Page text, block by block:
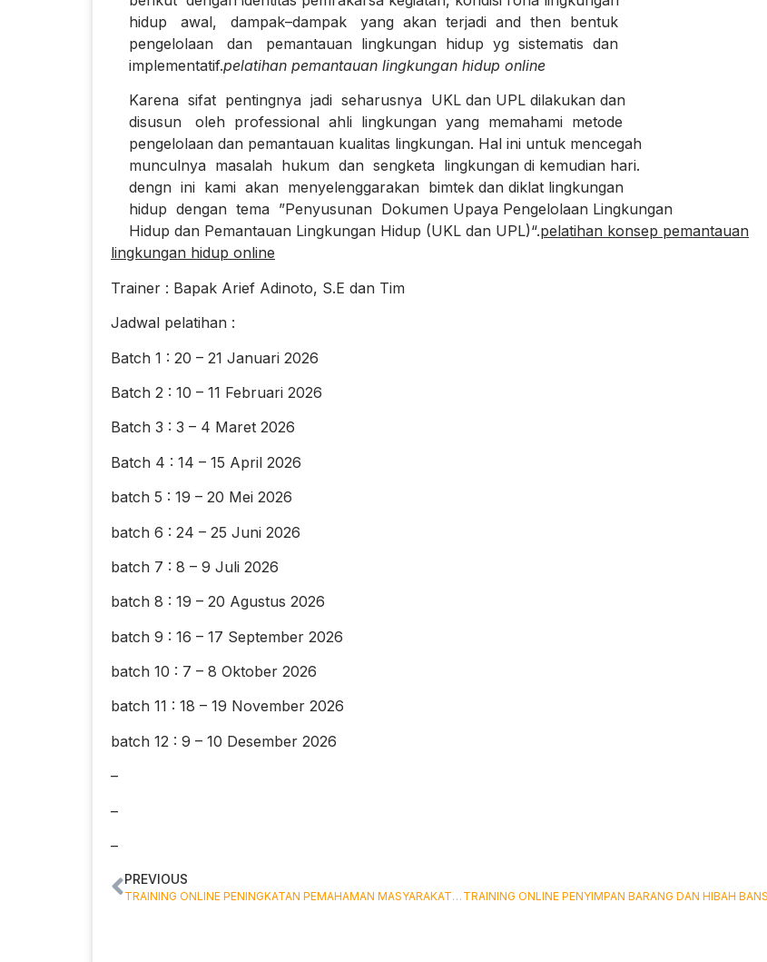
hidup awal, dampak–dampak yang akan terjadi and then bentuk
pengelolaan dan pemantauan lingkungan hidup yg sistematis dan
implementatif.pelatihan pemantauan lingkungan hidup online
Karena sifat pentingnya jadi seharusnya UKL dan UPL dilakukan dan
disusun oleh professional ahli lingkungan yang memahami metode
pengelolaan dan pemantauan kualitas lingkungan. Hal ini untuk mencegah
munculnya masalah hukum dan sengketa lingkungan di kemudian hari.
dengn ini kami akan menyelenggarakan bimtek dan diklat lingkungan
hidup dengan tema ”Penyusunan Dokumen Upaya Pengelolaan Lingkungan
Hidup dan Pemantauan Lingkungan Hidup (UKL dan UPL)“.pelatihan konsep pemantauan
lingkungan hidup online
Trainer : Bapak Arief Adinoto, S.E dan Tim
Jadwal pelatihan :
Batch 1 : 20 – 21 Januari 2026
Batch 2 : 10 – 11 Februari 2026
Batch 3 : 3 – 4 Maret 2026
Batch 4 : 14 – 15 April 2026
batch 5 : 19 – 20 Mei 2026
batch 6 : 24 – 25 Juni 2026
batch 7 : 8 – 9 Juli 2026
batch 8 : 19 – 20 Agustus 2026
batch 9 : 16 – 17 September 2026
batch 10 : 7 – 8 Oktober 2026
batch 11 : 18 – 19 November 2026
batch 12 : 9 – 10 Desember 2026
–
–
–
PREVIOUS
TRAINING ONLINE PENINGKATAN PEMAHAMAN MASYARAKAT TERHADAP KERUKUNAN ANTAR UMAT BERAGAMA DALAM MENGHADAPI PILKADA TAHUN INI